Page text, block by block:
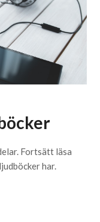
Fortsätt läsa
har.